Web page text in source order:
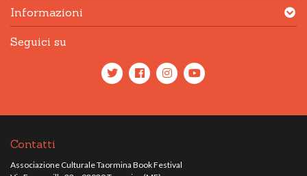
Informazioni
Seguici su
Contatti
Associazione Culturale Taormina Book Festival